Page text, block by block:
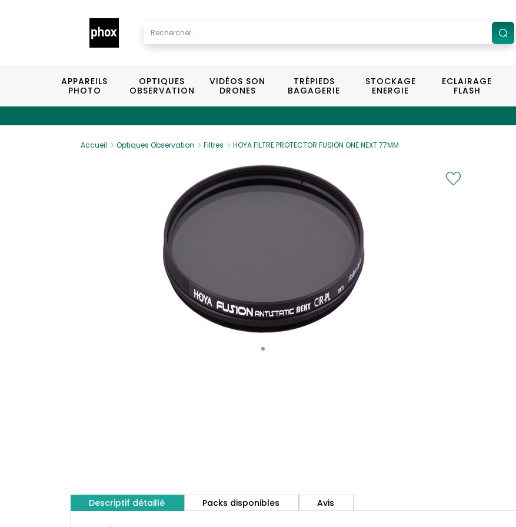
APPAREILS
PHOTO
OPTIQUES
OBSERVATION
VIDÉOS SON
DRONES
TRÉPIEDS
BAGAGERIE
STOCKAGE
ENERGIE
ECLAIRAGE
FLASH
Accueil Optiques Observation Filtres HOYA FILTRE PROTECTOR FUSION ONE NEXT 77MM
Descriptif détaillé Packs disponibles Avis